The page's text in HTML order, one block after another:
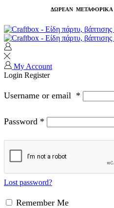
ΔΩΡΕΑΝ ΜΕΤΑΦΟΡΙΚΑ
My Account
Login Register
Username or email *
Password *
Lost password?
Remember Me